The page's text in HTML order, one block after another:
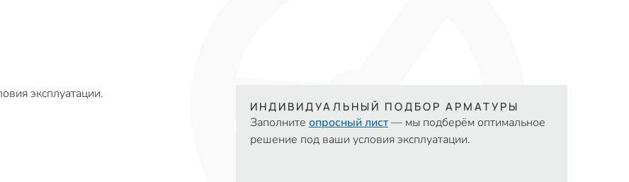
эксплуатации.
ИНДИВИДУАЛЬНЫЙ ПОДБОР АРМАТУРЫ
Заполните опросный лист— мы подберём оптимальное
решение под ваши условия эксплуатации.